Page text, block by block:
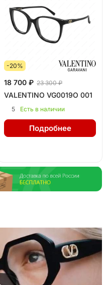
-20%
18 700 ₽ 23 300 ₽
VALENTINO VG0019O 001
5 Есть в наличии
Подробнее